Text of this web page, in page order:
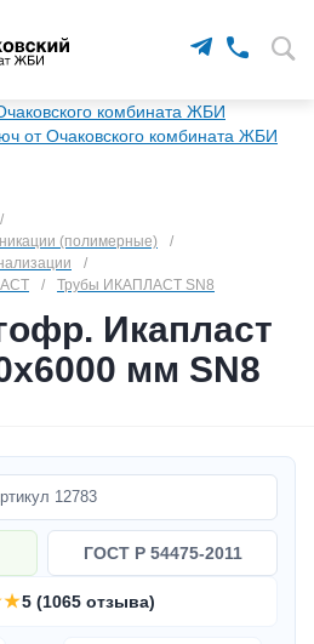
/
(полимерные)
/
/
/ Трубы ИКАПЛАСТ SN8
Икапласт
мм SN8
12783
ГОСТ Р 54475-2011
5 (1065 отзыва)